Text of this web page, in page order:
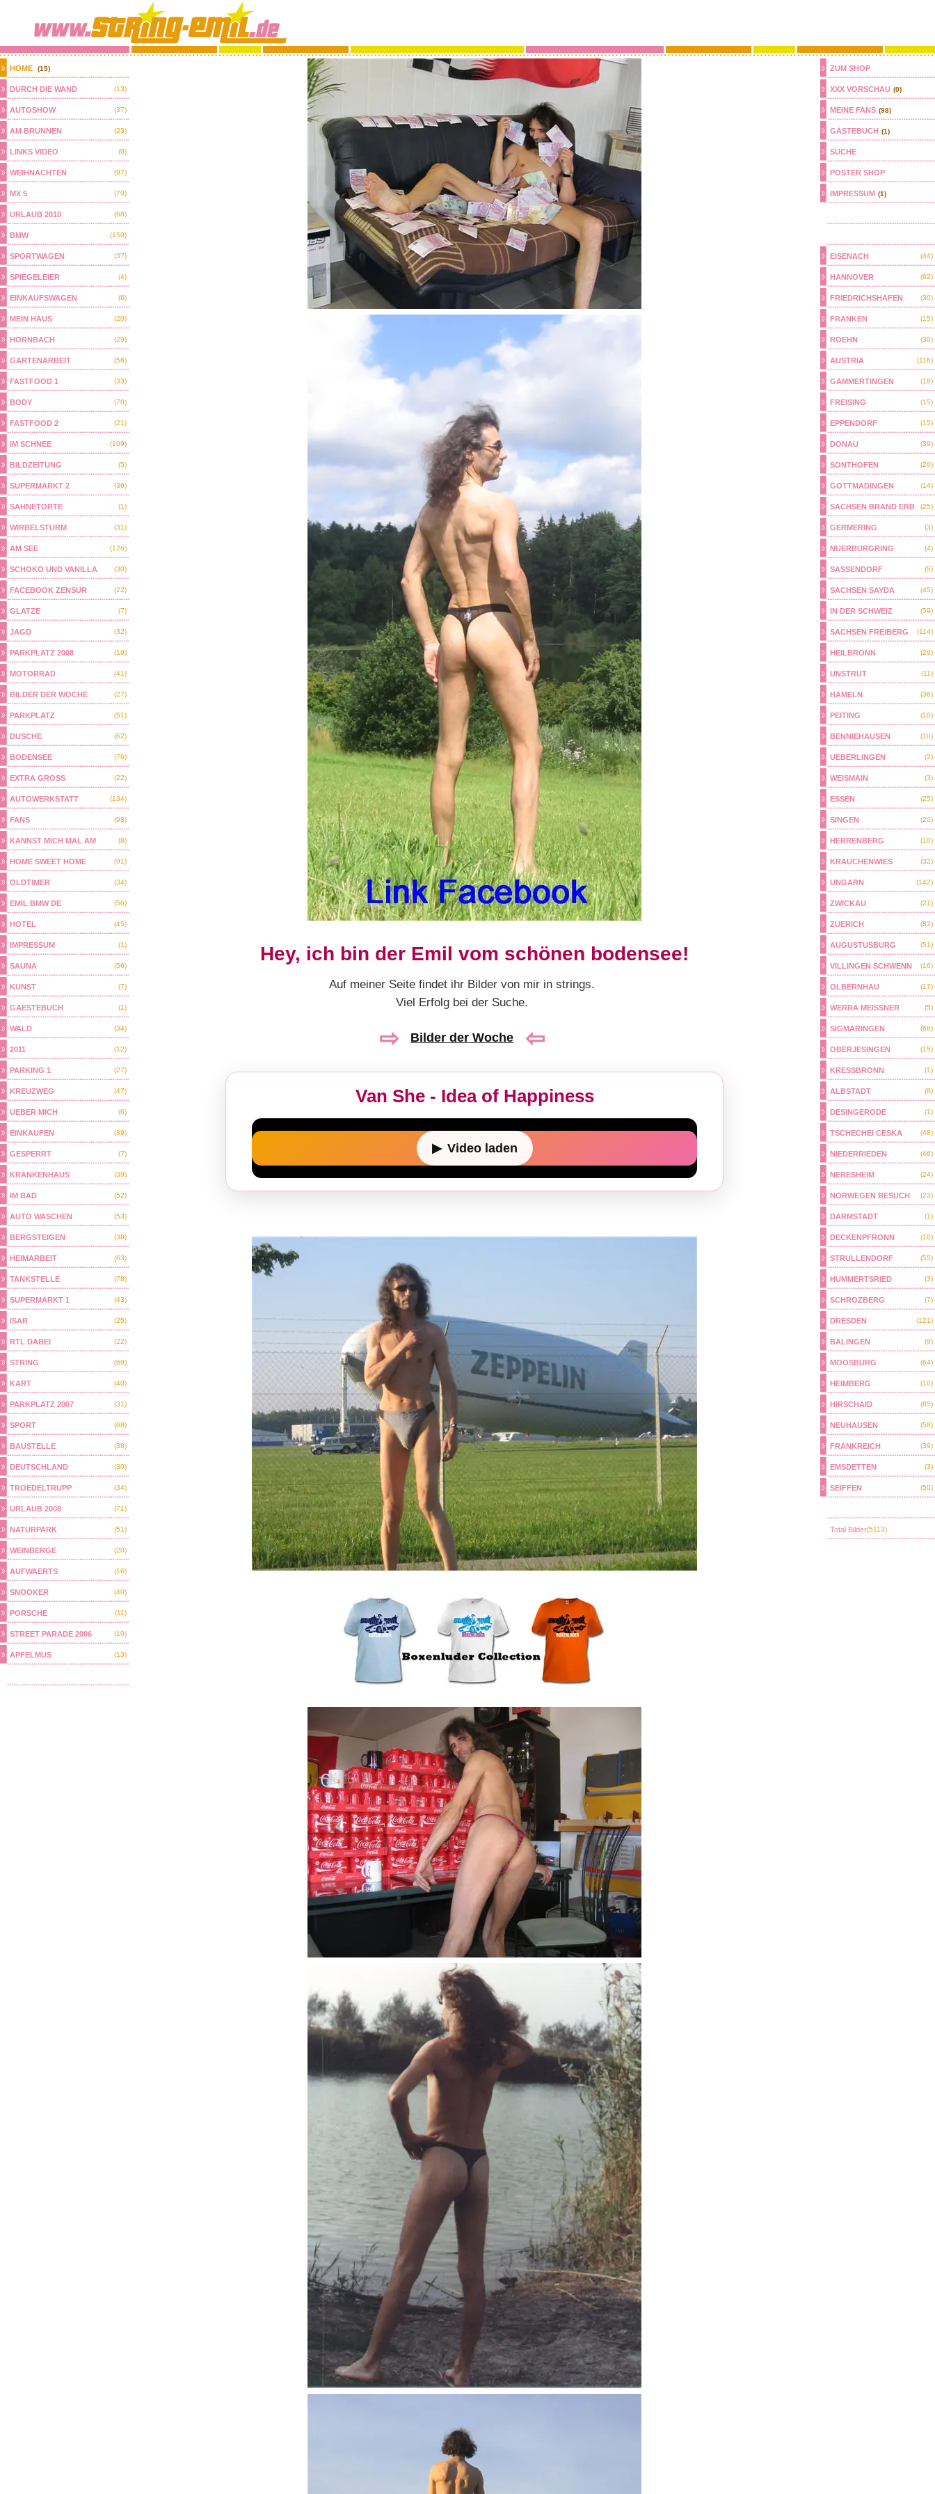
Hey, ich bin der Emil vom schönen bodensee!
Auf meiner Seite findet ihr Bilder von mir in strings.
Viel Erfolg bei der Suche.
⇨ Bilder der Woche ⇦
Van She - Idea of Happiness
▶ Video laden
HOME (15)
DURCH DIE WAND (13)
AUTOSHOW (37)
AM BRUNNEN (23)
LINKS VIDEO (0)
WEIHNACHTEN (97)
MX 5 (70)
URLAUB 2010 (68)
BMW (150)
SPORTWAGEN (37)
SPIEGELEIER (4)
EINKAUFSWAGEN (6)
MEIN HAUS (20)
HORNBACH (29)
GARTENARBEIT (56)
FASTFOOD 1 (33)
BODY (70)
FASTFOOD 2 (21)
IM SCHNEE (109)
BILDZEITUNG (5)
SUPERMARKT 2 (36)
SAHNETORTE (1)
WIRBELSTURM (31)
AM SEE (126)
SCHOKO UND VANILLA (30)
FACEBOOK ZENSUR (22)
GLATZE (7)
JAGD (32)
PARKPLATZ 2008 (19)
MOTORRAD (41)
BILDER DER WOCHE (27)
PARKPLATZ (51)
DUSCHE (62)
BODENSEE (76)
EXTRA GROSS (22)
AUTOWERKSTATT (134)
FANS (98)
KANNST MICH MAL AM (8)
HOME SWEET HOME (91)
OLDTIMER (34)
EMIL BMW DE (56)
HOTEL (45)
IMPRESSUM (1)
SAUNA (56)
KUNST (7)
GAESTEBUCH (1)
WALD (34)
2011 (12)
PARKING 1 (27)
KREUZWEG (47)
UEBER MICH (6)
EINKAUFEN (89)
GESPERRT (7)
KRANKENHAUS (39)
IM BAD (52)
AUTO WASCHEN (53)
BERGSTEIGEN (38)
HEIMARBEIT (63)
TANKSTELLE (78)
SUPERMARKT 1 (43)
ISAR (25)
RTL DABEI (22)
STRING (69)
KART (40)
PARKPLATZ 2007 (31)
SPORT (68)
BAUSTELLE (38)
DEUTSCHLAND (30)
TROEDELTRUPP (34)
URLAUB 2008 (71)
NATURPARK (51)
WEINBERGE (20)
AUFWAERTS (16)
SNOOKER (40)
PORSCHE (11)
STREET PARADE 2006 (10)
APFELMUS (13)
ZUM SHOP
XXX VORSCHAU (0)
MEINE FANS (98)
GÄSTEBUCH (1)
SUCHE
POSTER SHOP
IMPRESSUM (1)
EISENACH (44)
HANNOVER (62)
FRIEDRICHSHAFEN (30)
FRANKEN (15)
ROEHN (30)
AUSTRIA (116)
GAMMERTINGEN (18)
FREISING (15)
EPPENDORF (15)
DONAU (39)
SONTHOFEN (20)
GOTTMADINGEN (14)
SACHSEN BRAND ERB (25)
GERMERING (3)
NUERBURGRING (4)
SASSENDORF (5)
SACHSEN SAYDA (45)
IN DER SCHWEIZ (59)
SACHSEN FREIBERG (114)
HEILBRONN (29)
UNSTRUT (11)
HAMELN (36)
PEITING (10)
BENNIEHAUSEN (10)
UEBERLINGEN (2)
WEISMAIN (3)
ESSEN (25)
SINGEN (20)
HERRENBERG (10)
KRAUCHENWIES (32)
UNGARN (142)
ZWICKAU (21)
ZUERICH (82)
AUGUSTUSBURG (51)
VILLINGEN SCHWENN (16)
OLBERNHAU (17)
WERRA MEISSNER (5)
SIGMARINGEN (68)
OBERJESINGEN (15)
KRESSBRONN (1)
ALBSTADT (8)
DESINGERODE (1)
TSCHECHEI CESKA (48)
NIEDERRIEDEN (46)
NERESHEIM (24)
NORWEGEN BESUCH (23)
DARMSTADT (1)
DECKENPFRONN (10)
STRULLENDORF (55)
HUMMERTSRIED (3)
SCHROZBERG (7)
DRESDEN (121)
BALINGEN (9)
MOOSBURG (64)
HEIMBERG (10)
HIRSCHAID (85)
NEUHAUSEN (58)
FRANKREICH (39)
EMSDETTEN (3)
SEIFFEN (50)
Total Bilder(5113)